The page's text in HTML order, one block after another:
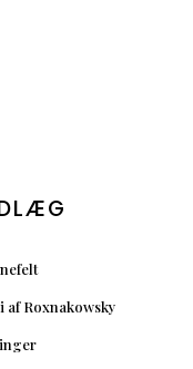
af Roxnakowsky